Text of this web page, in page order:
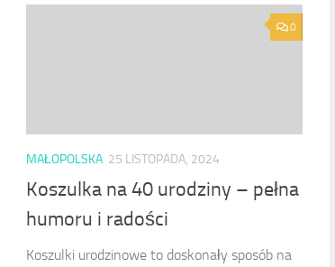
0
MAŁOPOLSKA 25 LISTOPADA, 2024
Koszulka na 40 urodziny – pełna
humoru i radości
Koszulki urodzinowe to doskonały sposób na